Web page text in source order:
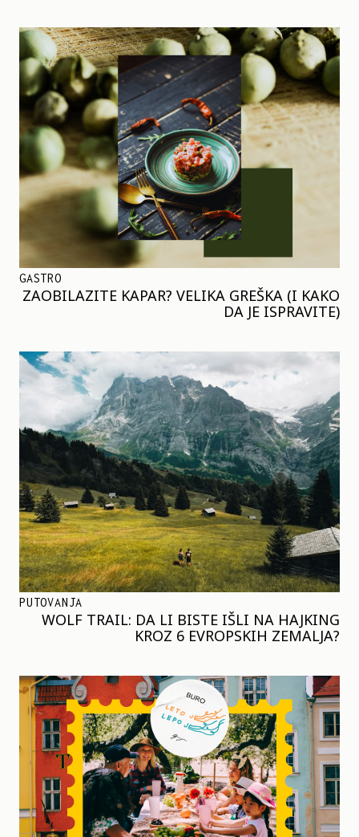
GASTRO
ZAOBILAZITE KAPAR? VELIKA GREŠKA (I KAKO
DA JE ISPRAVITE)
PUTOVANJA
WOLF TRAIL: DA LI BISTE IŠLI NA HAJKING
KROZ 6 EVROPSKIH ZEMALJA?